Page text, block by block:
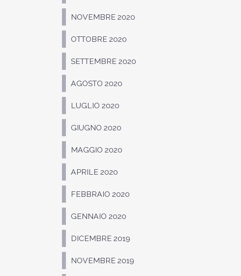
NOVEMBRE 2020
OTTOBRE 2020
SETTEMBRE 2020
AGOSTO 2020
LUGLIO 2020
GIUGNO 2020
MAGGIO 2020
APRILE 2020
FEBBRAIO 2020
GENNAIO 2020
DICEMBRE 2019
NOVEMBRE 2019